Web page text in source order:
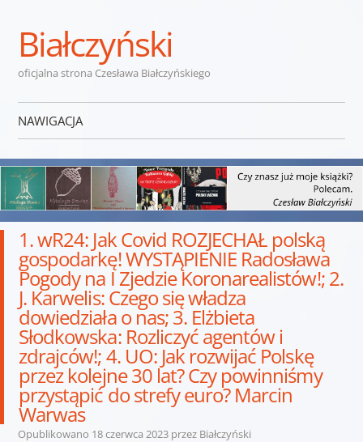
Białczyński
oficjalna strona Czesława Białczyńskiego
NAWIGACJA
1. wR24: Jak Covid ROZJECHAŁ polską
gospodarkę! WYSTĄPIENIE Radosława
Pogody na I Zjedzie Koronarealistów!; 2.
J. Karwelis: Czego się władza
dowiedziała o nas; 3. Elżbieta
Słodkowska: Rozliczyć agentów i
zdrajców!; 4. UO: Jak rozwijać Polskę
przez kolejne 30 lat? Czy powinniśmy
przystąpić do strefy euro? Marcin
Warwas
Opublikowano 18 czerwca 2023przez Białczyński